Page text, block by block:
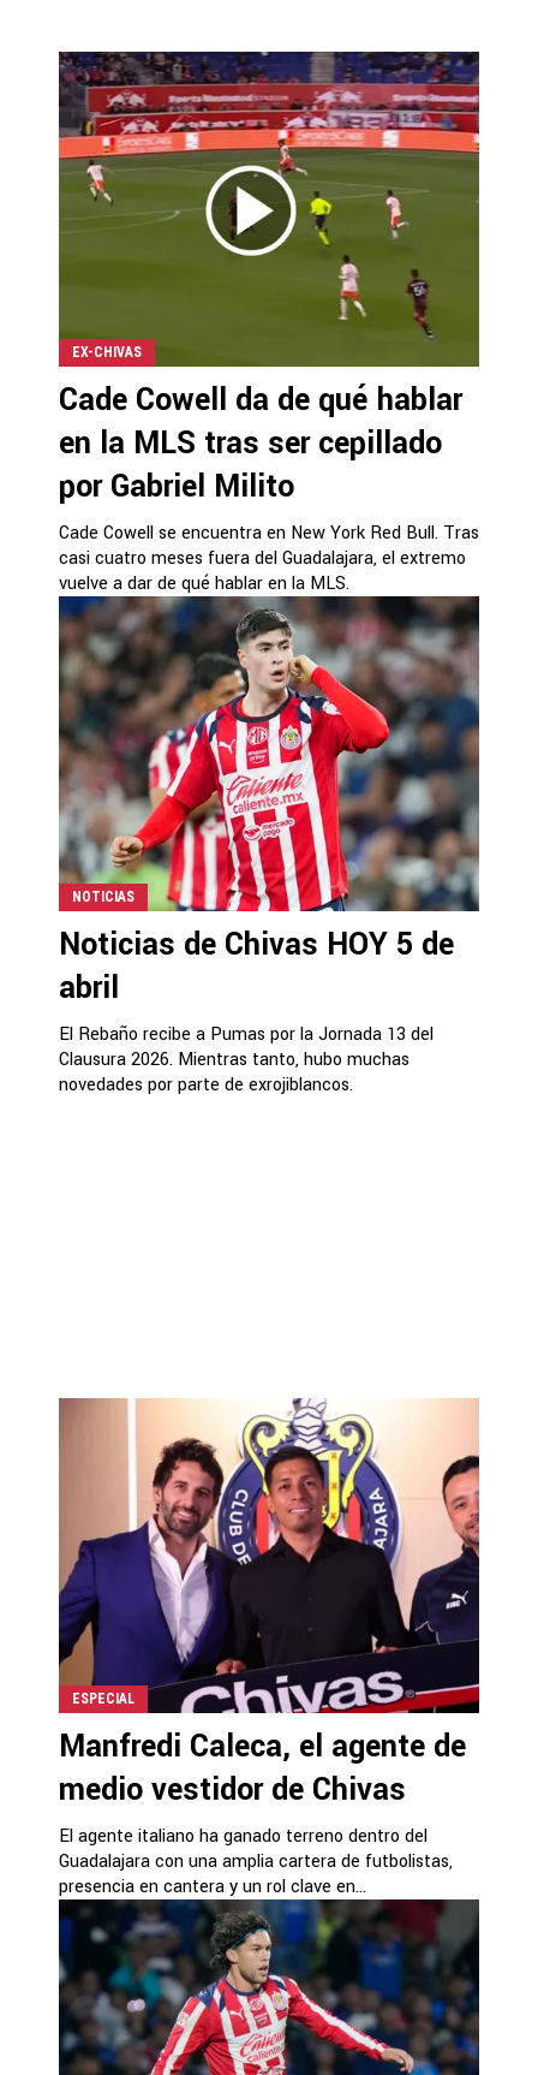
EX-CHIVAS
Cade Cowell da de qué hablar
en la MLS tras ser cepillado
por Gabriel Milito
Cade Cowell se encuentra en New York Red Bull. Tras
casi cuatro meses fuera del Guadalajara, el extremo
vuelve a dar de qué hablar en la MLS.
NOTICIAS
Noticias de Chivas HOY 5 de
abril
El Rebaño recibe a Pumas por la Jornada 13 del
Clausura 2026. Mientras tanto, hubo muchas
novedades por parte de exrojiblancos.
ESPECIAL
Manfredi Caleca, el agente de
medio vestidor de Chivas
El agente italiano ha ganado terreno dentro del
Guadalajara con una amplia cartera de futbolistas,
presencia en cantera y un rol clave en...